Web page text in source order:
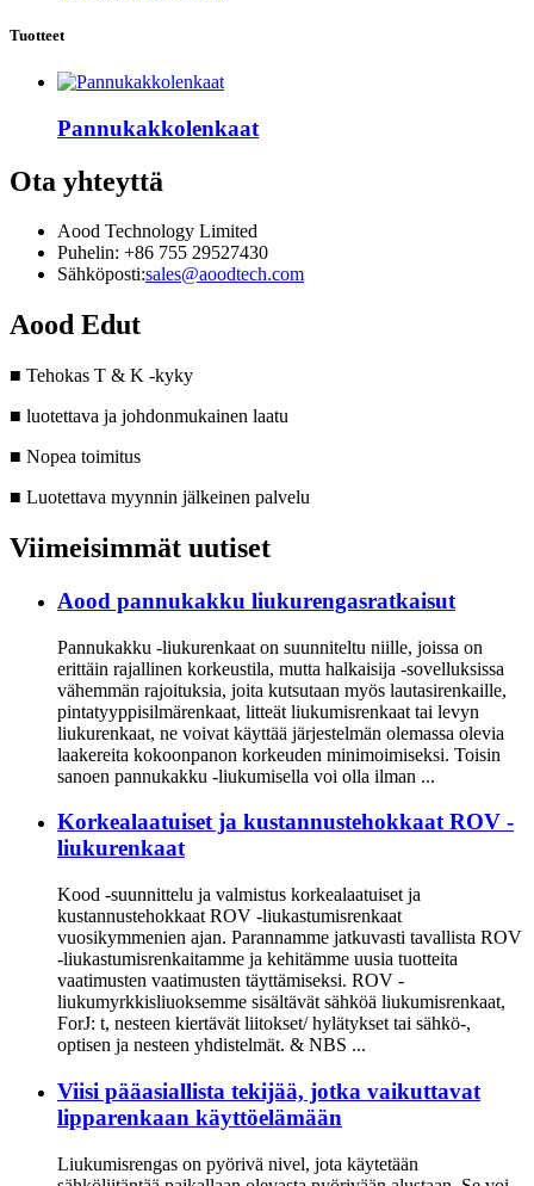
Tuotteet
Pannukakkolenkaat
Ota yhteyttä
Aood Technology Limited
Puhelin: +86 755 29527430
Sähköposti:sales@aoodtech.com
Aood Edut
■ Tehokas T & K -kyky
■ luotettava ja johdonmukainen laatu
■ Nopea toimitus
■ Luotettava myynnin jälkeinen palvelu
Viimeisimmät uutiset
Aood pannukakku liukurengasratkaisut
Pannukakku -liukurenkaat on suunniteltu niille, joissa on
erittäin rajallinen korkeustila, mutta halkaisija -sovelluksissa
vähemmän rajoituksia, joita kutsutaan myös lautasirenkaille,
pintatyyppisilmärenkaat, litteät liukumisrenkaat tai levyn
liukurenkaat, ne voivat käyttää järjestelmän olemassa olevia
laakereita kokoonpanon korkeuden minimoimiseksi. Toisin
sanoen pannukakku -liukumisella voi olla ilman ...
Korkealaatuiset ja kustannustehokkaat ROV -
liukurenkaat
Kood -suunnittelu ja valmistus korkealaatuiset ja
kustannustehokkaat ROV -liukastumisrenkaat
vuosikymmenien ajan. Parannamme jatkuvasti tavallista ROV
-liukastumisrenkaitamme ja kehitämme uusia tuotteita
vaatimusten vaatimusten täyttämiseksi. ROV -
liukumyrkkisliuoksemme sisältävät sähköä liukumisrenkaat,
ForJ: t, nesteen kiertävät liitokset/ hylätykset tai sähkö-,
optisen ja nesteen yhdistelmät. & NBS ...
Viisi pääasiallista tekijää, jotka vaikuttavat
lipparenkaan käyttöelämään
Liukumisrengas on pyörivä nivel, jota käytetään